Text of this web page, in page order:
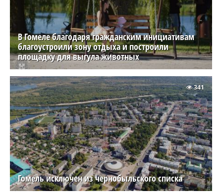
В Гомеле благодаря гражданским инициативам
благоустроили зону отдыха и построили
площадку для выгула животных
Гомель исключен из чернобыльского списка
341